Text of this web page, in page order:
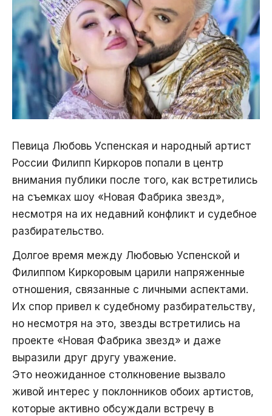
Певица Любовь Успенская и народный артист
России Филипп Киркоров попали в центр
внимания публики после того, как встретились
на съемках шоу «Новая Фабрика звезд»,
несмотря на их недавний конфликт и судебное
разбирательство.
Долгое время между Любовью Успенской и
Филиппом Киркоровым царили напряженные
отношения, связанные с личными аспектами.
Их спор привел к судебному разбирательству,
но несмотря на это, звезды встретились на
проекте «Новая Фабрика звезд» и даже
выразили друг другу уважение.
Это неожиданное столкновение вызвало
живой интерес у поклонников обоих артистов,
которые активно обсуждали встречу в